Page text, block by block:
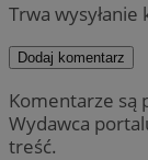
Trwa
Dodaj komentarz
Komentarze są
Wydawca
treść.